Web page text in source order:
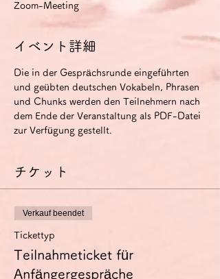
Zoom-Meeting
イベント詳細
Die in der Gesprächsrunde eingeführten
und geübten deutschen Vokabeln, Phrasen
und Chunks werden den Teilnehmern nach
dem Ende der Veranstaltung als PDF-Datei
zur Verfügung gestellt.
チケット
Verkauf beendet
Tickettyp
Teilnahmeticket für
Anfängergespräche